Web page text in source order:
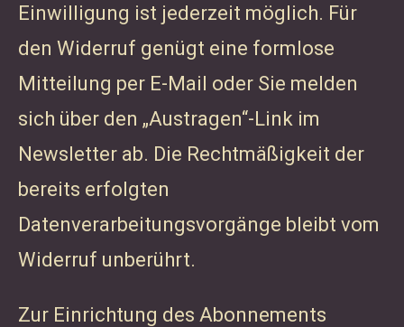
Einwilligung ist jederzeit möglich. Für
den Widerruf genügt eine formlose
Mitteilung per E-Mail oder Sie melden
sich über den „Austragen“-Link im
Newsletter ab. Die Rechtmäßigkeit der
bereits erfolgten
Datenverarbeitungsvorgänge bleibt vom
Widerruf unberührt.
Zur Einrichtung des Abonnements